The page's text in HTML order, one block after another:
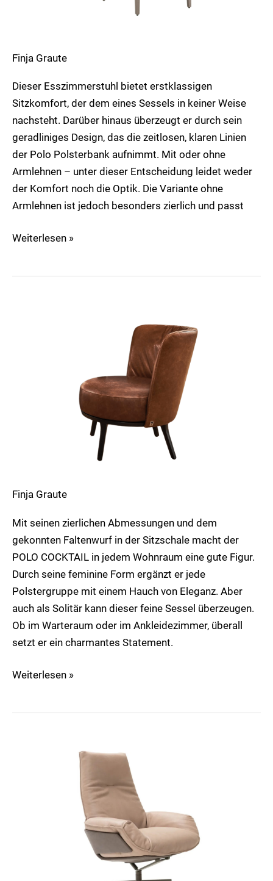
Finja Graute
Dieser Esszimmerstuhl bietet erstklassigen
Sitzkomfort, der dem eines Sessels in keiner Weise
nachsteht. Darüber hinaus überzeugt er durch sein
geradliniges Design, das die zeitlosen, klaren Linien
der Polo Polsterbank aufnimmt. Mit oder ohne
Armlehnen – unter dieser Entscheidung leidet weder
der Komfort noch die Optik. Die Variante ohne
Armlehnen ist jedoch besonders zierlich und passt
Weiterlesen »
Finja Graute
Mit seinen zierlichen Abmessungen und dem
gekonnten Faltenwurf in der Sitzschale macht der
POLO COCKTAIL in jedem Wohnraum eine gute Figur.
Durch seine feminine Form ergänzt er jede
Polstergruppe mit einem Hauch von Eleganz. Aber
auch als Solitär kann dieser feine Sessel überzeugen.
Ob im Warteraum oder im Ankleidezimmer, überall
setzt er ein charmantes Statement.
Weiterlesen »